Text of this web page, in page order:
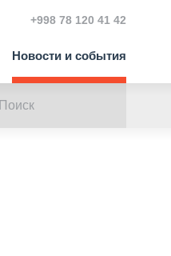
Новости и события
+998 78 120 41 42